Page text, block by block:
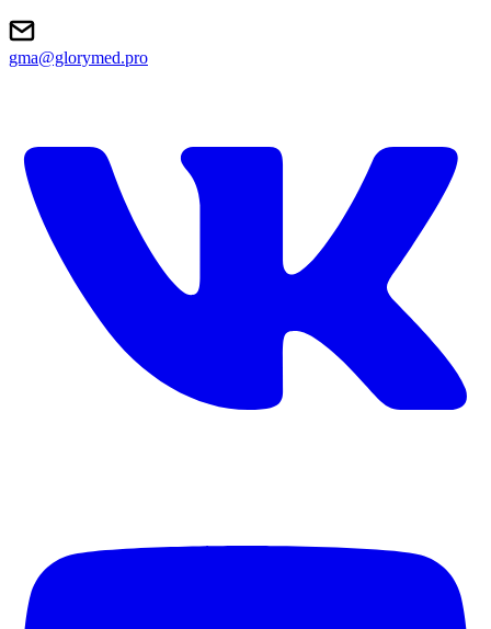
gma@glorymed.pro